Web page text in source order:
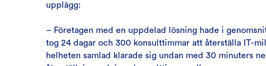
upplägg:
– Företagen med en uppdelad lösning hade i
tog 24 dagar och 300 konsulttimmar att återställa IT-
helheten samlad klarade sig undan med 30 minuters